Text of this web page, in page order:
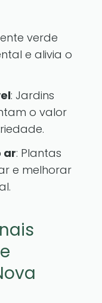
verde
e alivia o
: Jardins
o valor
ar: Plantas
e melhorar